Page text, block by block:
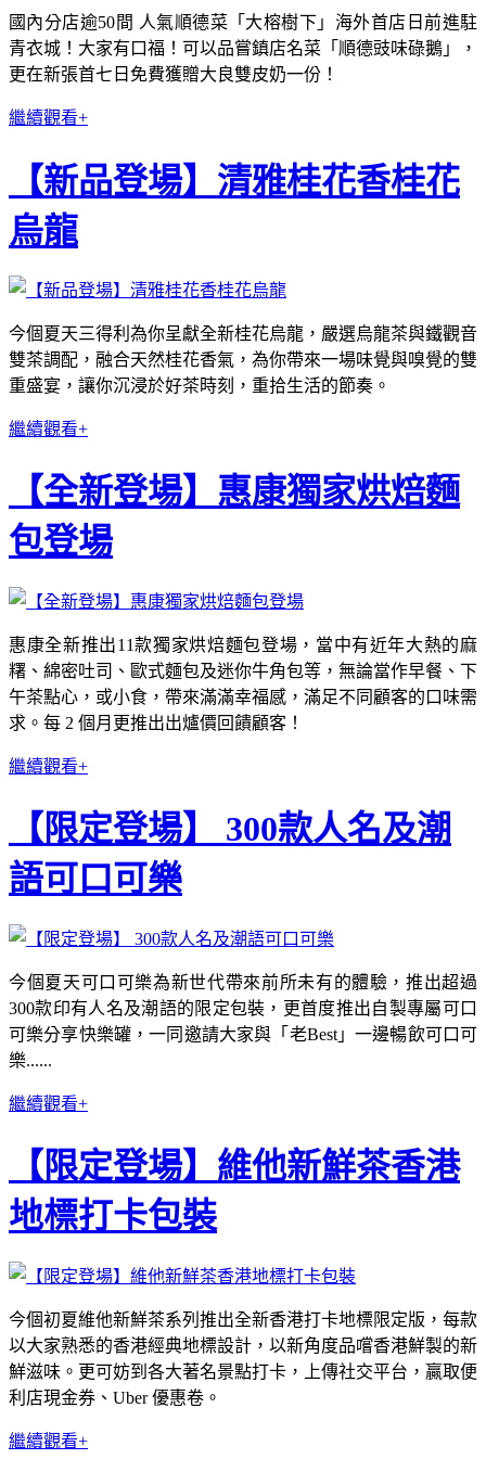
國內分店逾50間 人氣順德菜「大榕樹下」海外首店日前進駐
青衣城！大家有口福！可以品嘗鎮店名菜「順德豉味碌鵝」，
更在新張首七日免費獲贈大良雙皮奶一份！
繼續觀看+
【新品登場】清雅桂花香桂花
烏龍
今個夏天三得利為你呈獻全新桂花烏龍，嚴選烏龍茶與鐵觀音
雙茶調配，融合天然桂花香氣，為你帶來一場味覺與嗅覺的雙
重盛宴，讓你沉浸於好茶時刻，重拾生活的節奏。
繼續觀看+
【全新登場】惠康獨家烘焙麵
包登場
惠康全新推出11款獨家烘焙麵包登場，當中有近年大熱的麻
糬、綿密吐司、歐式麵包及迷你牛角包等，無論當作早餐、下
午茶點心，或小食，帶來滿滿幸福感，滿足不同顧客的口味需
求。每 2 個月更推出出爐價回饋顧客！
繼續觀看+
【限定登場】 300款人名及潮
語可口可樂
今個夏天可口可樂為新世代帶來前所未有的體驗，推出超過
300款印有人名及潮語的限定包裝，更首度推出自製專屬可口
可樂分享快樂罐，一同邀請大家與「老Best」一邊暢飲可口可
樂......
繼續觀看+
【限定登場】維他新鮮茶香港
地標打卡包裝
今個初夏維他新鮮茶系列推出全新香港打卡地標限定版，每款
以大家熟悉的香港經典地標設計，以新角度品嚐香港鮮製的新
鮮滋味。更可妨到各大著名景點打卡，上傳社交平台，贏取便
利店現金券、Uber 優惠卷。
繼續觀看+